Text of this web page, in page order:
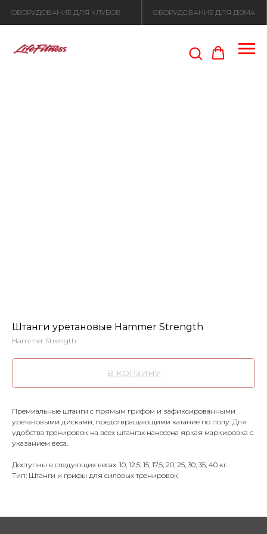
Штанги уретановые Hammer Strength
Hammer Strength
В КОРЗИНУ
Премиальные штанги с прямым грифом и зафиксированными
уретановыми дисками, предотвращающими катание по полу. Для
удобства тренировок на всех штангах нанесена яркая маркировка с
указанием веса.
Доступны в следующих весах: 10; 12,5; 15; 17,5; 20; 25; 30; 35; 40 кг.
Тип: Штанги и грифы для силовых тренировок